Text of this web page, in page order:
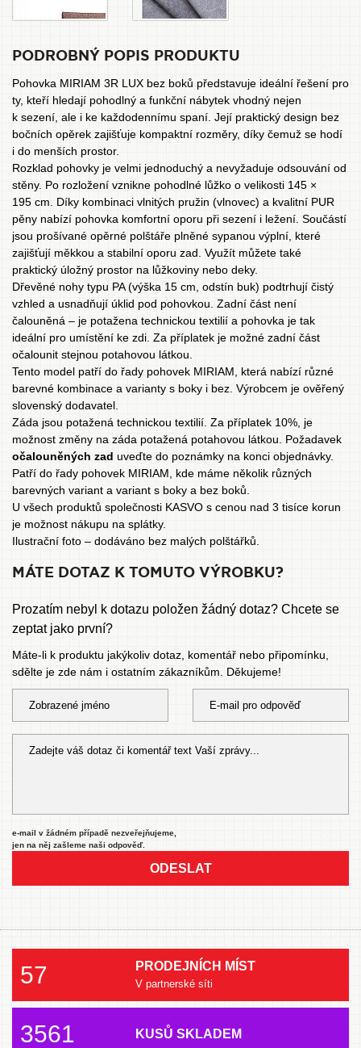
PODROBNÝ POPIS PRODUKTU
Pohovka MIRIAM 3R LUX bez boků představuje ideální řešení pro
ty, kteří hledají pohodlný a funkční nábytek vhodný nejen
k sezení, ale i ke každodennímu spaní. Její praktický design bez
bočních opěrek zajišťuje kompaktní rozměry, díky čemuž se hodí
i do menších prostor.
Rozklad pohovky je velmi jednoduchý a nevyžaduje odsouvání od
stěny. Po rozložení vznikne pohodlné lůžko o velikosti 145 ×
195 cm. Díky kombinaci vlnitých pružin (vlnovec) a kvalitní PUR
pěny nabízí pohovka komfortní oporu při sezení i ležení. Součástí
jsou prošívané opěrné polštáře plněné sypanou výplní, které
zajišťují měkkou a stabilní oporu zad. Využít můžete také
praktický úložný prostor na lůžkoviny nebo deky.
Dřevěné nohy typu PA (výška 15 cm, odstín buk) podtrhují čistý
vzhled a usnadňují úklid pod pohovkou. Zadní část není
čalouněná – je potažena technickou textilií a pohovka je tak
ideální pro umístění ke zdi. Za příplatek je možné zadní část
očalounit stejnou potahovou látkou.
Tento model patří do řady pohovek MIRIAM, která nabízí různé
barevné kombinace a varianty s boky i bez. Výrobcem je ověřený
slovenský dodavatel.
Záda jsou potažená technickou textilií. Za příplatek 10%, je
možnost změny na záda potažená potahovou látkou. Požadavek
očalouněných zad uveďte do poznámky na konci objednávky.
Patří do řady pohovek MIRIAM , kde máme několik různých
barevných variant a variant s boky a bez boků.
U všech produktů společnosti KASVO s cenou nad 3 tisíce korun
je možnost nákupu na splátky.
Ilustrační foto – dodáváno bez malých polštářků.
MÁTE DOTAZ K TOMUTO VÝROBKU?
Prozatím nebyl k dotazu položen žádný dotaz? Chcete se
zeptat jako první?
Máte-li k produktu jakýkoliv dotaz, komentář nebo připomínku,
sdělte je zde nám i ostatním zákazníkům. Děkujeme!
e-mail v žádném případě nezveřejňujeme,
jen na něj zašleme naši odpověď.
ODESLAT
57 PRODEJNÍCH MÍST
V partnerské síti
3561 KUSŮ SKLADEM